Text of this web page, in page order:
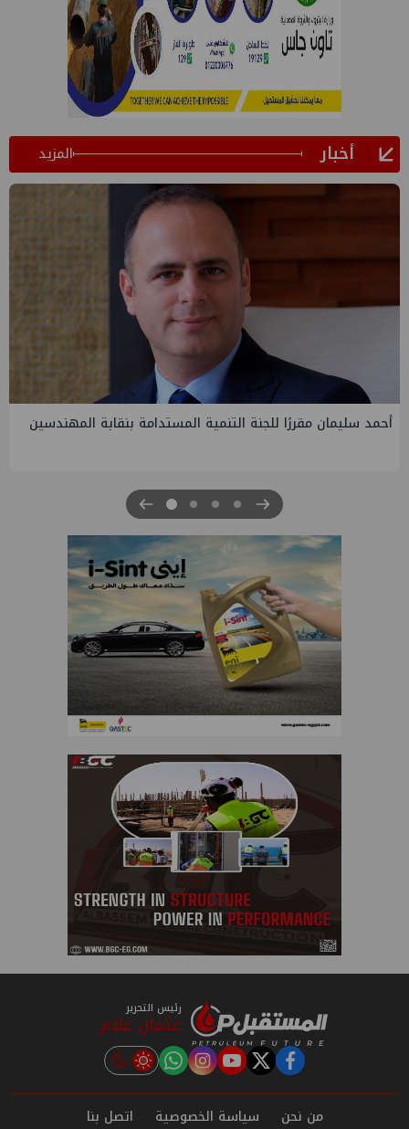
أخبار المزيد
PMS تنهي أعمال إنزال الخطوط البحرية الثلاث بمشروع المرحلة
رئيس التحرير
عثمان علام
facebook
twitter
youtube
instagram
tiktok
من نحن سياسة الخصوصية اتصل بنا